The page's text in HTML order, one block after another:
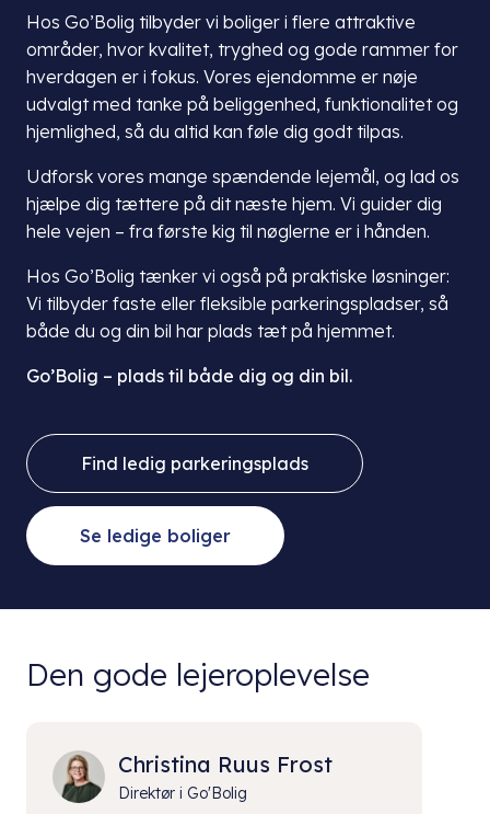
Hos Go’Bolig tilbyder vi boliger i flere attraktive
områder, hvor kvalitet, tryghed og gode rammer for
hverdagen er i fokus. Vores ejendomme er nøje
udvalgt med tanke på beliggenhed, funktionalitet og
hjemlighed, så du altid kan føle dig godt tilpas.
Udforsk vores mange spændende lejemål, og lad os
hjælpe dig tættere på dit næste hjem. Vi guider dig
hele vejen – fra første kig til nøglerne er i hånden.
Hos Go’Bolig tænker vi også på praktiske løsninger:
Vi tilbyder faste eller fleksible parkeringspladser, så
både du og din bil har plads tæt på hjemmet.
Go’Bolig – plads til både dig og din bil.
Find ledig parkeringsplads
Se ledige boliger
Den gode lejeroplevelse
Christina Ruus Frost
Direktør i Go'Bolig